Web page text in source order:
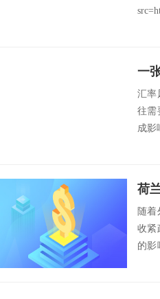
一
汇率
往需
成影
随
收紧
的影